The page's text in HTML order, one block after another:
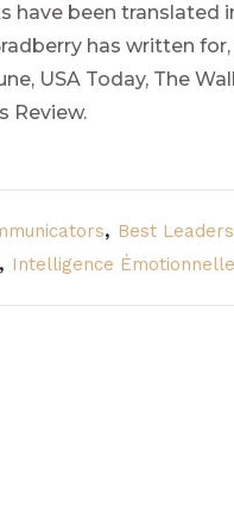
have been translated
has written
USA Today, The
Review.
, Best Leaders
, Intelligence Émotionnelle